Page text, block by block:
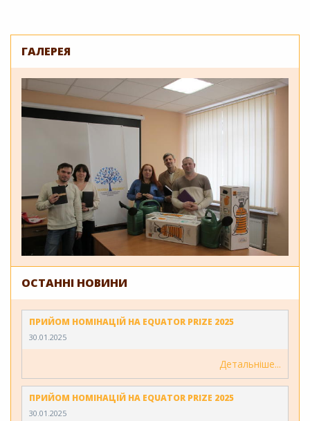
ГАЛЕРЕЯ
ОСТАННІ НОВИНИ
ПРИЙОМ НОМІНАЦІЙ НА EQUATOR PRIZE 2025
30.01.2025
Детальніше
ПРИЙОМ НОМІНАЦІЙ НА EQUATOR PRIZE 2025
30.01.2025